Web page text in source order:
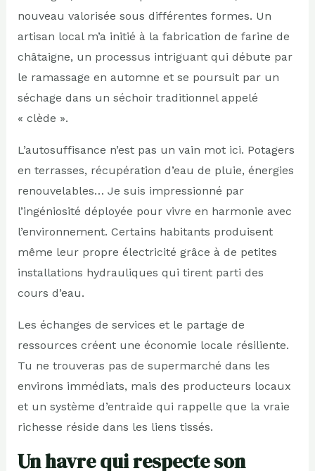
nouveau valorisée sous différentes formes. Un
artisan local m’a initié à la fabrication de farine de
châtaigne, un processus intriguant qui débute par
le ramassage en automne et se poursuit par un
séchage dans un séchoir traditionnel appelé
« clède ».
L’autosuffisance n’est pas un vain mot ici. Potagers
en terrasses, récupération d’eau de pluie, énergies
renouvelables… Je suis impressionné par
l’ingéniosité déployée pour vivre en harmonie avec
l’environnement. Certains habitants produisent
même leur propre électricité grâce à de petites
installations hydrauliques qui tirent parti des
cours d’eau.
Les échanges de services et le partage de
ressources créent une économie locale résiliente.
Tu ne trouveras pas de supermarché dans les
environs immédiats, mais des producteurs locaux
et un système d’entraide qui rappelle que la vraie
richesse réside dans les liens tissés.
Un havre qui respecte son